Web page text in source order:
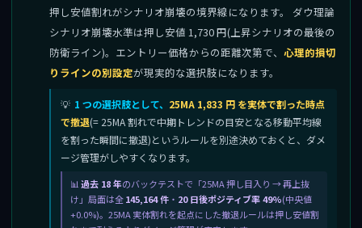
押し安値割れがシナリオ崩壊の境界線になります。 ダウ理論
シナリオ崩壊水準は押し安値 1,730 円(上昇シナリオの最後の
防衛ライン)。エントリー価格からの距離次第で、 心理的損切
りラインの別設定が現実的な選択肢になります。
1 つの選択肢として、 25MA 1,833 円 を実体で割った時点
で撤退(= 25MA 割れで中期トレンドの目安となる移動平均線
を割った瞬間に撤退)というルールを別途決めておくと、ダメ
ージ管理がしやすくなります。
過去 18 年のバックテストで「25MA 押し目入り → 再上抜
け」局面は全145,164 件 ・ 20 日後ポジティブ率 49%(中央値
+0.0%)。25MA 実体割れを起点にした撤退ルールは押し安値割